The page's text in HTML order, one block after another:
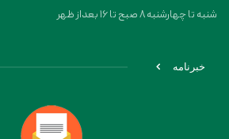
شنبه تا چهارشنبه 8 صبح تا 16 بعداز ظهر
خبرنامه